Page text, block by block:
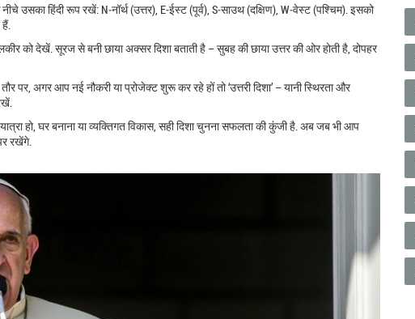
उसका हिंदी रूप रखें: N‑नॉर्थ (उत्तर), E‑ईस्ट (पूर्व), S‑साउथ (दक्षिण), W‑वेस्ट (पश्चिम). इसको
को देखें. सूरज से बनी छाया अक्सर दिशा बताती है – सुबह की छाया उत्तर की ओर होती है, दोपहर
तौर पर, अगर आप नई नौकरी या प्रोजेक्ट शुरू कर रहे हों तो ‘उत्तरी दिशा’ – यानी स्थिरता और
हो, घर बनाना या व्यक्तिगत विकास, सही दिशा चुनना सफलता की कुंजी है. अब जब भी आप
रखेंगे.